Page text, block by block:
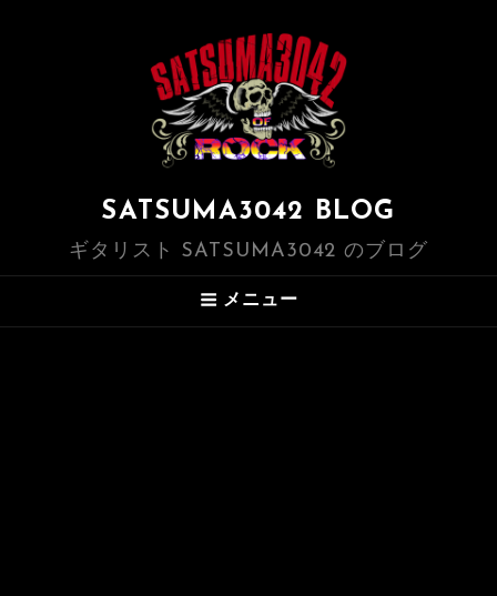
SATSUMA3042 BLOG
ギタリスト SATSUMA3042 のブログ
メニュー